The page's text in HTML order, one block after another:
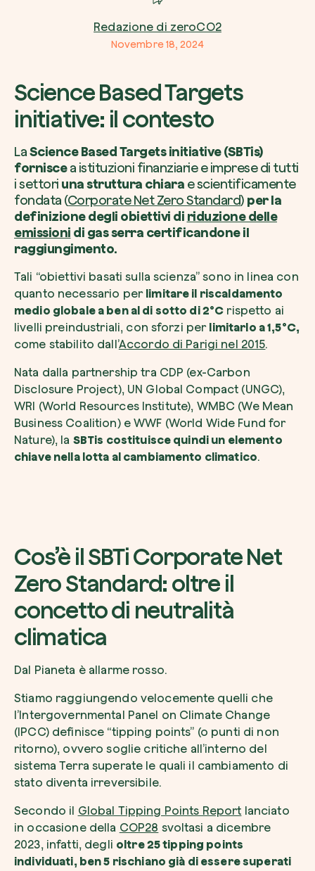
Redazione di zeroCO2
Novembre 18, 2024
Science Based Targets
initiative: il contesto
LaScience Based Targets initiative (SBTis)
forniscea istituzioni finanziarie e imprese di tutti
i settori una struttura chiara e scientificamente
fondata (Corporate Net Zero Standard) per la
definizione degli obiettivi di riduzione delle
emissioni di gas serra certificandone il
raggiungimento.
Tali “obiettivi basati sulla scienza” sono in linea con
quanto necessario per limitare il riscaldamento
medio globale a ben al di sotto di 2°C rispetto ai
livelli preindustriali, con sforzi per limitarlo a 1,5°C,
come stabilito dall’Accordo di Parigi nel 2015.
Nata dalla partnership tra CDP (ex-Carbon
Disclosure Project), UN Global Compact (UNGC),
WRI (World Resources Institute), WMBC (We Mean
Business Coalition) e WWF (World Wide Fund for
Nature), la SBTis costituisce quindi un elemento
chiave nella lotta al cambiamento climatico.
Cos’è il SBTi Corporate Net
Zero Standard: oltre il
concetto di neutralità
climatica
Dal Pianeta è allarme rosso.
Stiamo raggiungendo velocemente quelli che
l’Intergovernmental Panel on Climate Change
(IPCC) definisce “tipping points” (o punti di non
ritorno), ovvero soglie critiche all’interno del
sistema Terra superate le quali il cambiamento di
stato diventa irreversibile.
Secondo il Global Tipping Points Report lanciato
in occasione della COP28 svoltasi a dicembre
2023, infatti, degli oltre 25 tipping points
individuati, ben 5 rischiano già di essere superati
Pianta un albero
Pianta, adotta o regala un albero. Scegli tra
specie.
Piantalo ora
Inizia a esplorare
Inserisci il tuo codice per riscattare un
Usa il codice
Voglio ricevere comunicazioni e
da zeroCO2
Accetto l’informativa sullaPrivacydi
Non compilare questo campo
Invia richiesta
Farti un giro sul nostro magazine